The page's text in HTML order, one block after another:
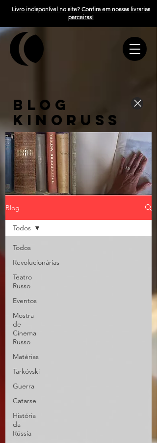
Livro indisponível no site? Confira em nossas livrarias
parceiras!
BLOG
KINORUSS
Blog
Todos
Revolucionárias
Teatro
Russo
Eventos
Mostra
de
Cinema
Russo
Matérias
Tarkóvski
Guerra
Catarse
História
da
Rússia
Todos